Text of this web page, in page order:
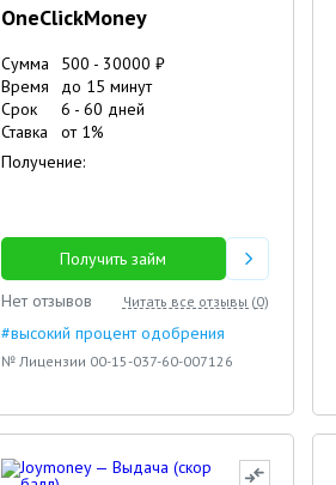
OneClickMoney
Сумма 500 - 30000 ₽
Время
до 15 минут
Срок
6 - 60 дней
Ставка
от 1%
Получение:
Получить займ
Нет отзывов
Читать все отзывы (0)
#высокий процент одобрения
№ Лицензии 00-15-037-60-007126